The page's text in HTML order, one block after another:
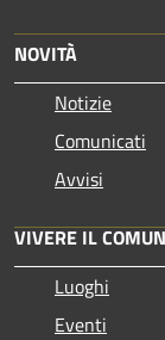
NOVITÀ
Notizie
Comunicati
Avvisi
VIVERE IL
Luoghi
Eventi